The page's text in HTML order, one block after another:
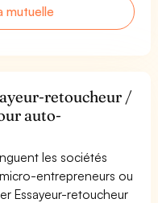
mutuelle
retoucheur /
auto-
les sociétés
entrepreneurs ou
Essayeur-retoucheur